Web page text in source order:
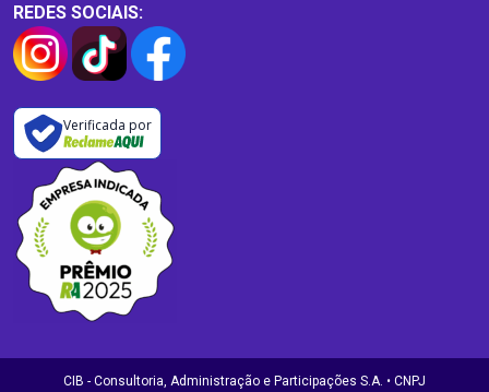
REDES SOCIAIS:
Verificada por
CIB - Consultoria, Administração e Participações S.A. • CNPJ